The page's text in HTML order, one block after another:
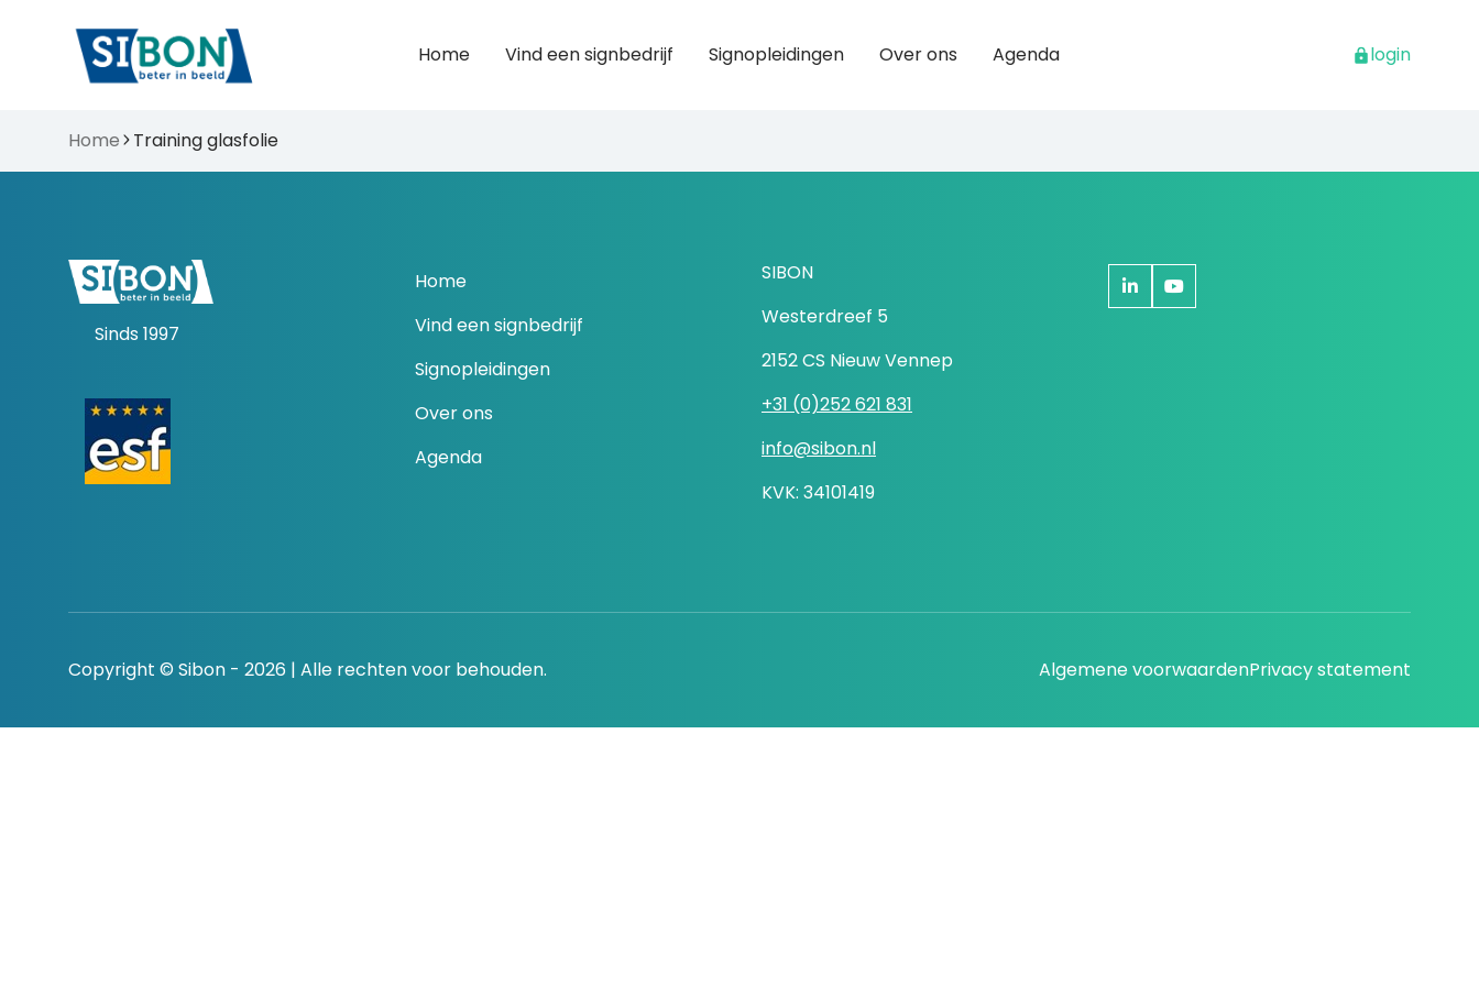
Home Vind een signbedrijf Signopleidingen Over ons Agenda login
Home Training glasfolie
Sinds 1997
Home
Vind een signbedrijf
Signopleidingen
Over ons
Agenda
SIBON
Westerdreef 5
2152 CS Nieuw Vennep
+31 (0)252 621 831
info@sibon.nl
KVK: 34101419
Copyright © Sibon - 2026 | Alle rechten voor behouden. Algemene voorwaardenPrivacy statement